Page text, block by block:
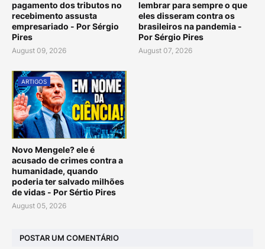
pagamento dos tributos no
recebimento assusta
empresariado - Por Sérgio
Pires
August 09, 2026
lembrar para sempre o que
eles disseram contra os
brasileiros na pandemia -
Por Sérgio Pires
August 07, 2026
ARTIGOS
Novo Mengele? ele é
acusado de crimes contra a
humanidade, quando
poderia ter salvado milhões
de vidas - Por Sértio Pires
August 05, 2026
POSTAR UM COMENTÁRIO